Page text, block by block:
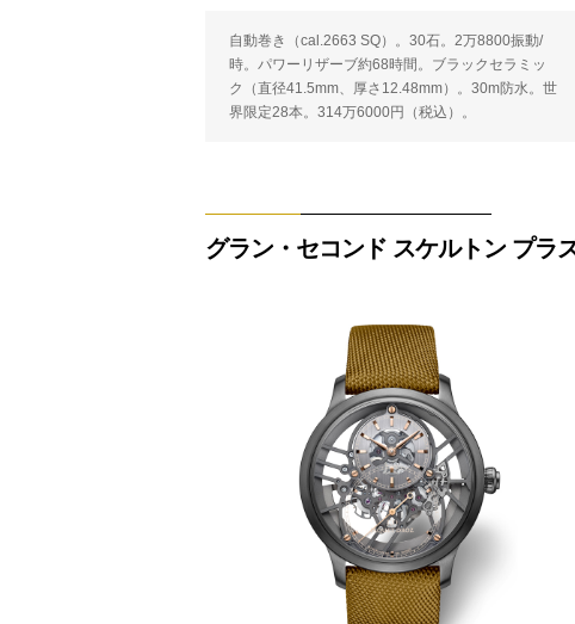
自動巻き（cal.2663 SQ）。30石。2万8800振動/
時。パワーリザーブ約68時間。ブラックセラミッ
ク（直径41.5mm、厚さ12.48mm）。30m防水。世
界限定28本。314万6000円（税込）。
グラン・セコンド スケルトン プラ